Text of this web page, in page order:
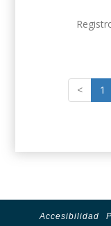
< 1
Accesibilidad